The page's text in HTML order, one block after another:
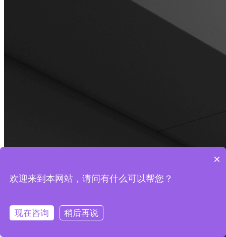
×
欢迎来到本网站，请问有什么可以帮您？
现在咨询 稍后再说